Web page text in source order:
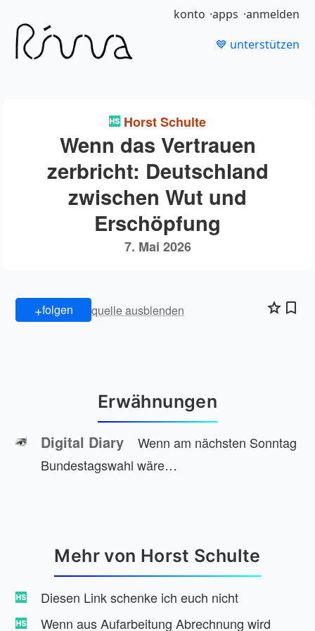
konto apps anmelden
💙 unterstützen
Horst Schulte
Wenn das Vertrauen
zerbricht: Deutschland
zwischen Wut und
Erschöpfung
7. Mai 2026
+folgen quelle ausblenden
Erwähnungen
Digital Diary
Wenn am nächsten Sonntag
Bundestagswahl wäre…
Mehr von Horst Schulte
Diesen Link schenke ich euch nicht
Wenn aus Aufarbeitung Abrechnung wird